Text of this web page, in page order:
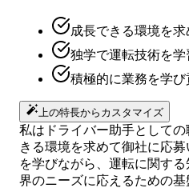
成長できる環境を求
独学で運転技術を学
積極的に業務を学び
上の特長からカスタマイズ
私はドライバー助手として
きる環境を求めて御社に応
を学びながら、運転に関す
界のニーズに応えるための